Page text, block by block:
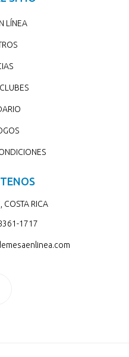
LÍNEA
COSTA RICA
1717